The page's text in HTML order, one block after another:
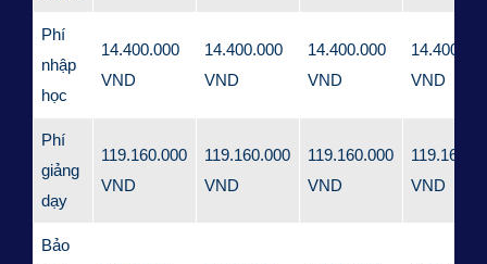
Phí
nhập
học
14.400.000
VND
14.400.000
VND
14.400.000
VND
VND
Phí
giảng
dạy
119.160.000
VND
119.160.000
VND
119.160.000
VND
VND
Bảo